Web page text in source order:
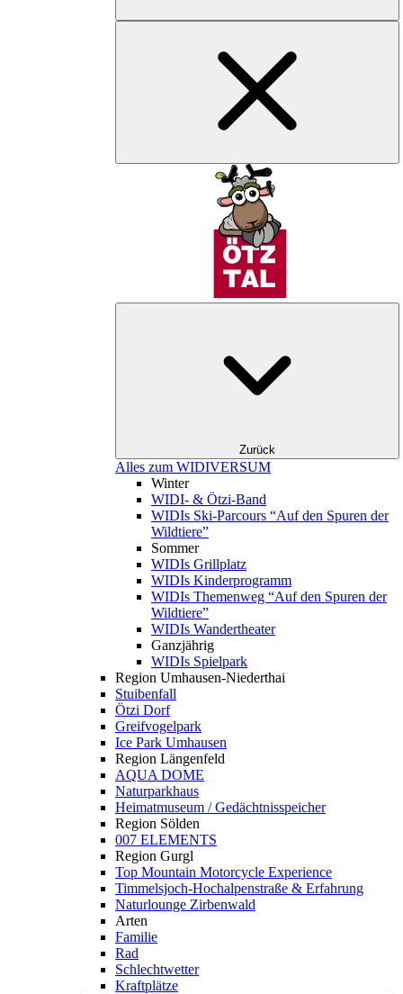
Zurück
Alles zum WIDIVERSUM
Winter
WIDI- & Ötzi-Band
WIDIs Ski-Parcours “Auf den Spuren der
Wildtiere”
Sommer
WIDIs Grillplatz
WIDIs Kinderprogramm
WIDIs Themenweg “Auf den Spuren der
Wildtiere”
WIDIs Wandertheater
Ganzjährig
WIDIs Spielpark
Region Umhausen-Niederthai
Stuibenfall
Ötzi Dorf
Greifvogelpark
Ice Park Umhausen
Region Längenfeld
AQUA DOME
Naturparkhaus
Heimatmuseum / Gedächtnisspeicher
Region Sölden
007 ELEMENTS
Region Gurgl
Top Mountain Motorcycle Experience
Timmelsjoch-Hochalpenstraße & Erfahrung
Naturlounge Zirbenwald
Arten
Familie
Rad
Schlechtwetter
Kraftplätze